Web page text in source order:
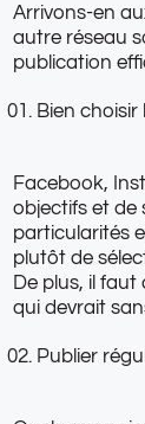
Arrivons-en
autre réseau
publication
Bien
Facebook,
objectifs et de
particularités
plutôt de
De plus, il
qui devrait
Publier